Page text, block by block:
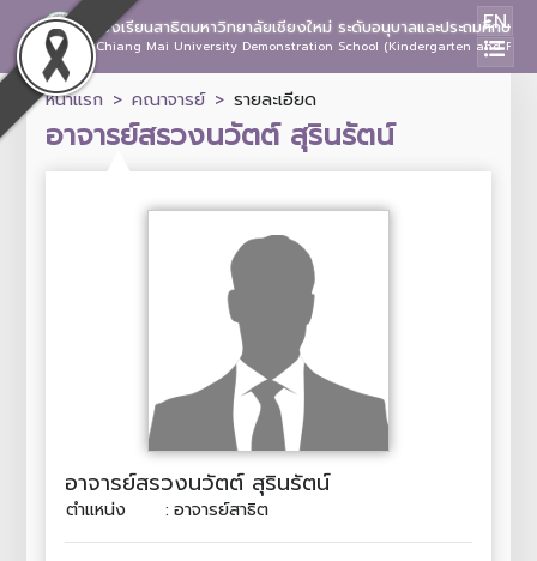
โรงเรียนสาธิตมหาวิทยาลัยเชียงใหม่ ระดับอนุบาลและประถมศึกษา
Chiang Mai University Demonstration School (Kindergarten and
EN
หน้าแรก คณาจารย์ รายละเอียด
อาจารย์สรวงนวัตต์ สุรินรัตน์
อาจารย์สรวงนวัตต์ สุรินรัตน์
ตำแหน่ง : อาจารย์สาธิต